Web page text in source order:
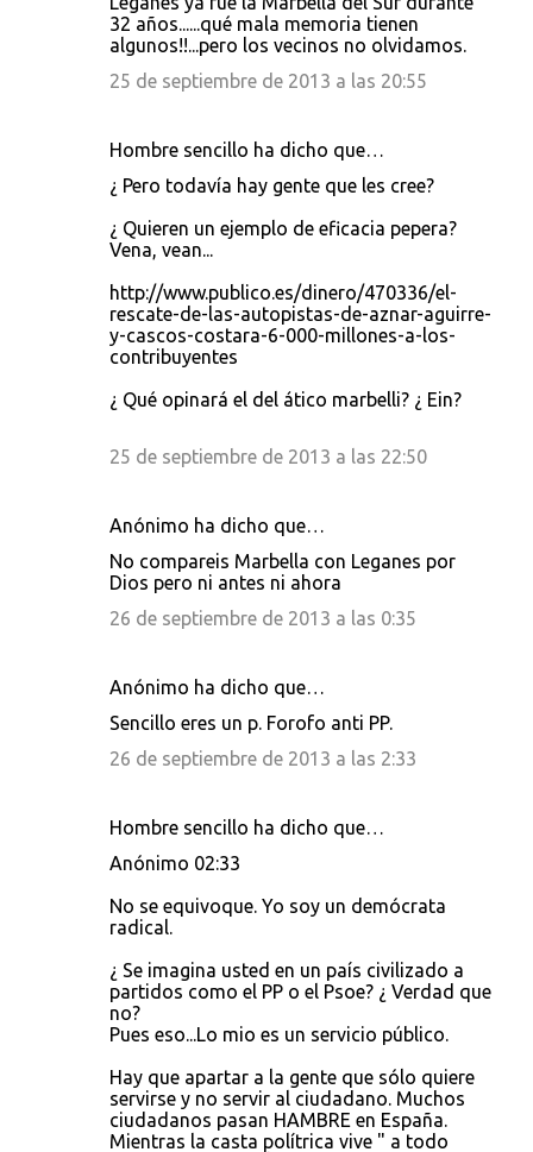
32 años......qué mala memoria tienen
algunos!!...pero los vecinos no olvidamos.
25 de septiembre de 2013 a las 20:55
Hombre sencillo ha dicho que…
¿ Pero todavía hay gente que les cree?
¿ Quieren un ejemplo de eficacia pepera?
Vena, vean...
http://www.publico.es/dinero/470336/el-
rescate-de-las-autopistas-de-aznar-aguirre-
y-cascos-costara-6-000-millones-a-los-
contribuyentes
¿ Qué opinará el del ático marbelli? ¿ Ein?
25 de septiembre de 2013 a las 22:50
Anónimo ha dicho que…
No compareis Marbella con Leganes por
Dios pero ni antes ni ahora
26 de septiembre de 2013 a las 0:35
Anónimo ha dicho que…
Sencillo eres un p. Forofo anti PP.
26 de septiembre de 2013 a las 2:33
Hombre sencillo ha dicho que…
Anónimo 02:33
No se equivoque. Yo soy un demócrata
radical.
¿ Se imagina usted en un país civilizado a
partidos como el PP o el Psoe? ¿ Verdad que
no?
Pues eso...Lo mio es un servicio público.
Hay que apartar a la gente que sólo quiere
servirse y no servir al ciudadano. Muchos
ciudadanos pasan HAMBRE en España.
Mientras la casta polítrica vive " a todo